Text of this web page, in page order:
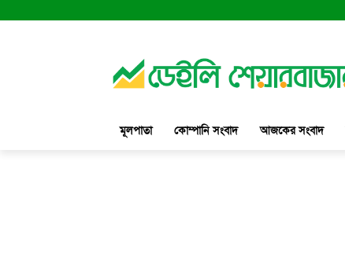
মূলপাতা কোম্পানি সংবাদ আজকের সংবাদ